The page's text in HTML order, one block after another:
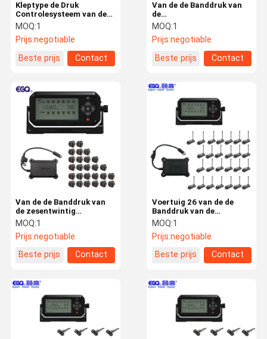
Kleptype de Druk
Controlesysteem van de
Vrachtwagenband
MOQ:1
Prijs:negotiable
Beste prijs
Contact
Van de de Banddruk van
de
aanhangwagenvrachtwagen
het Controlesysteem
MOQ:1
Prijs:negotiable
Beste prijs
Contact
Van de de Banddruk van
de zesentwintig
Bandvrachtwagen het
Controlesysteem
MOQ:1
Prijs:negotiable
Beste prijs
Contact
Voertuig 26 van de de
Banddruk van de
Bandtpms Vrachtwagen
het Controlesysteem
MOQ:1
Prijs:negotiable
Beste prijs
Contact